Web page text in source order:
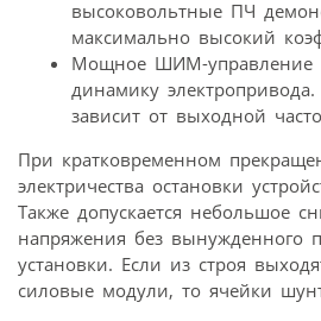
высоковольтные ПЧ
максимально высокий
Мощное ШИМ-управление
динамику
зависит от выходной
При кратковременном
электричества остановки
Также допускается небольшое
напряжения без вынужденного
установки. Если из строя
силовые модули, то ячейки